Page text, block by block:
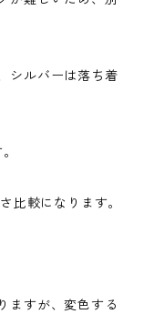
シルバーは落ち着
比較になります。
ますが、変色する